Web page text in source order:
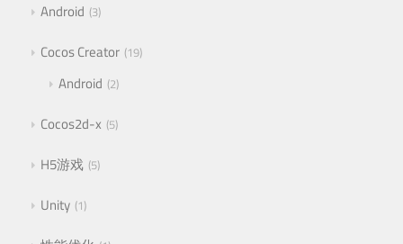
Android 3
Cocos Creator 19
Android 2
Cocos2d-x 5
H5游戏 5
Unity 1